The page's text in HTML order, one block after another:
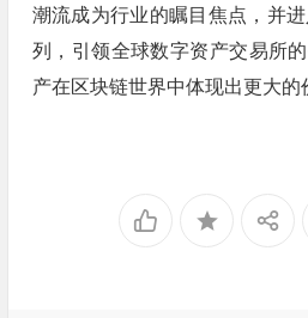
潮流成为行业的瞩目焦点，并
列，引领全球数字资产交易所
产在区块链世界中体现出更大的